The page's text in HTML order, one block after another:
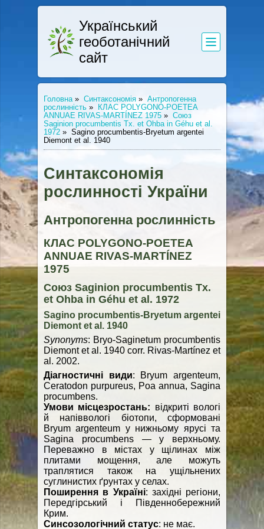
Український
геоботанічний
сайт
Головна » Синтаксономія » Антропогенна
рослинність »
КЛАС POLYGONO-POETEA
ANNUAE RIVAS-MARTÍNEZ 1975 » Союз
Saginion procumbentis Tx. et Ohba in Géhu et al.
1972 » Sagino procumbentis-Bryetum argentei
Diemont et al. 1940
Синтаксономія
рослинності України
Антропогенна рослинність
КЛАС POLYGONO-POETEA
ANNUAE RIVAS-MARTÍNEZ
1975
Союз Saginion procumbentis Tx.
et Ohba in Géhu et al. 1972
Sagino procumbentis-Bryetum argentei
Diemont et al. 1940
Synonyms: Bryo-Saginetum procumbentis
Diemont et al. 1940 corr. Rivas-Martínez et
al. 2002.
Діагностичні види: Bryum argenteum,
Ceratodon purpureus, Poa annua, Sagina
procumbens.
Умови місцезростань: відкриті вологі
й напіввологі біотопи, сформовані
Bryum argenteum у нижньому ярусі та
Sagina procumbens — у верхньому.
Переважно в містах у щілинах між
плитами мощення, але можуть
траплятися також на ущільнених
суглинистих ґрунтах у селах.
Поширення в Україні: західні регіони,
Передгірський і Південнобережний
Крим.
Синсозологічний статус: не має.